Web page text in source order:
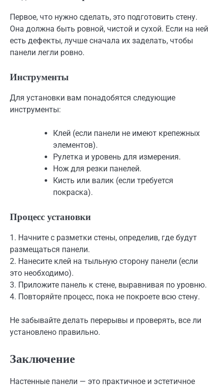
Первое, что нужно сделать, это подготовить стену.
Она должна быть ровной, чистой и сухой. Если на ней
есть дефекты, лучше сначала их заделать, чтобы
панели легли ровно.
Инструменты
Для установки вам понадобятся следующие
инструменты:
Клей (если панели не имеют крепежных
элементов).
Рулетка и уровень для измерения.
Нож для резки панелей.
Кисть или валик (если требуется
покраска).
Процесс установки
1. Начните с разметки стены, определив, где будут
размещаться панели.
2. Нанесите клей на тыльную сторону панели (если
это необходимо).
3. Приложите панель к стене, выравнивая по уровню.
4. Повторяйте процесс, пока не покроете всю стену.
Не забывайте делать перерывы и проверять, все ли
установлено правильно.
Заключение
Настенные панели — это практичное и эстетичное